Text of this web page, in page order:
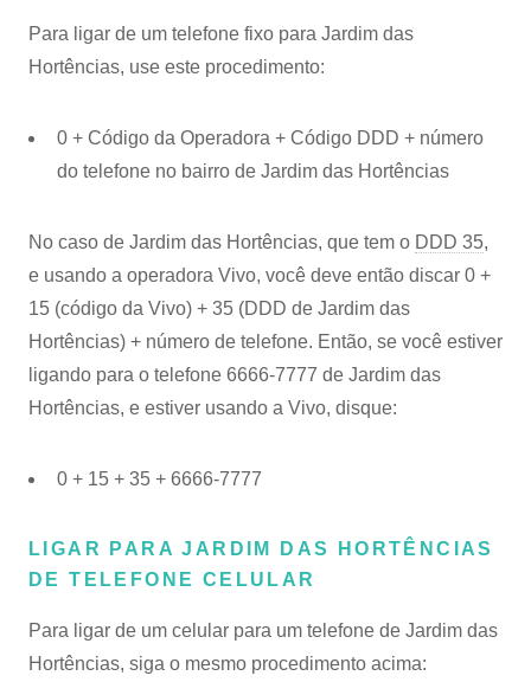
Para ligar de um telefone fixo para Jardim das
Hortências, use este procedimento:
0 + Código da Operadora + Código DDD + número
do telefone no bairro de Jardim das Hortências
No caso de Jardim das Hortências, que tem o DDD 35,
e usando a operadora Vivo, você deve então discar 0 +
15 (código da Vivo) + 35 (DDD de Jardim das
Hortências) + número de telefone. Então, se você estiver
ligando para o telefone 6666-7777 de Jardim das
Hortências, e estiver usando a Vivo, disque:
0 + 15 + 35 + 6666-7777
LIGAR PARA JARDIM DAS HORTÊNCIAS
DE TELEFONE CELULAR
Para ligar de um celular para um telefone de Jardim das
Hortências, siga o mesmo procedimento acima: